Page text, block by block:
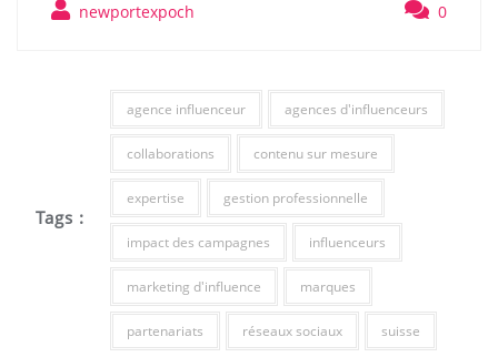
newportexpoch 0
Tags :
agence influenceur agences d'influenceurs
collaborations contenu sur mesure
expertise gestion professionnelle
impact des campagnes influenceurs
marketing d'influence marques
partenariats réseaux sociaux suisse